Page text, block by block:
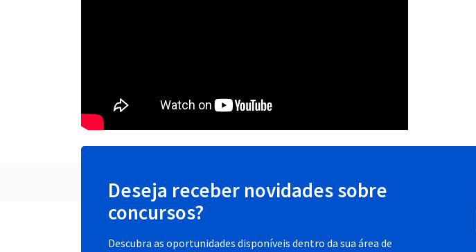
Deseja receber novidades sobre
concursos?
Descubra as oportunidades disponíveis dentro da sua área de